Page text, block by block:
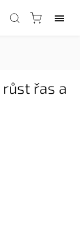
růst řas a